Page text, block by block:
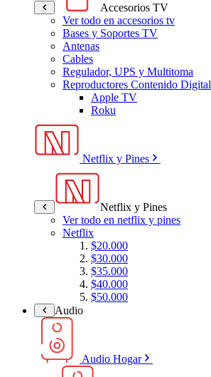
Accesorios TV
Ver todo en accesorios tv
Bases y Soportes TV
Antenas
Cables
Regulador, UPS y Multitoma
Reproductores Contenido Digital
Apple TV
Roku
Netflix y Pines
Netflix y Pines
Ver todo en netflix y pines
Netflix
$20.000
$30.000
$35.000
$40.000
$50.000
Audio
Audio Hogar